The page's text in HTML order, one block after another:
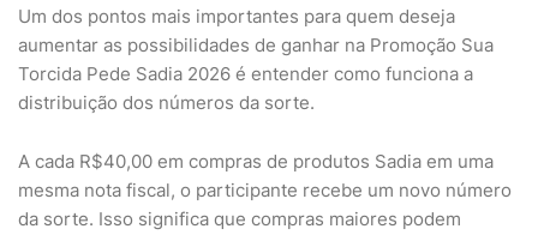
Um dos pontos mais importantes para quem deseja
aumentar as possibilidades de ganhar na Promoção Sua
Torcida Pede Sadia 2026 é entender como funciona a
distribuição dos números da sorte.
A cada R$40,00 em compras de produtos Sadia em uma
mesma nota fiscal, o participante recebe um novo número
da sorte. Isso significa que compras maiores podem